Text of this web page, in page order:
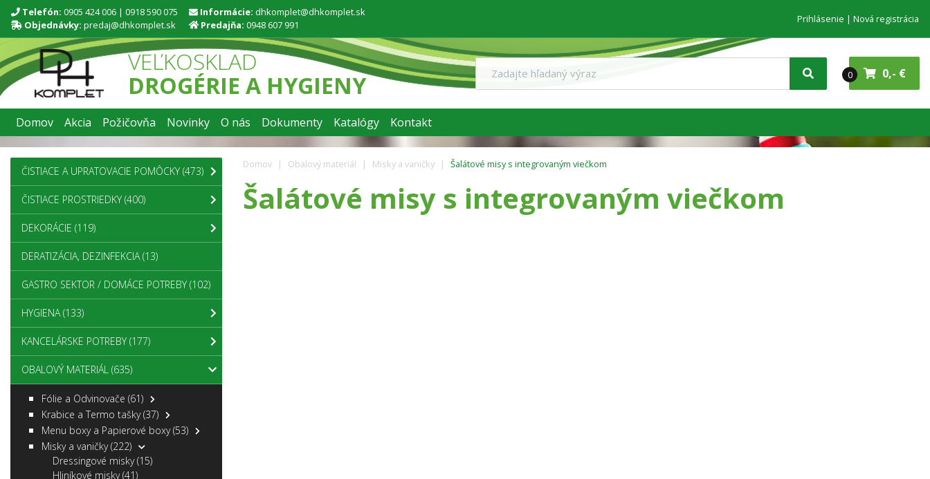
Telefón: 0905 424 006 | 0918 590 075
Objednávky: predaj@dhkomplet.sk
Informácie: dhkomplet@dhkomplet.sk
Predajňa: 0948 607 991
Prihlásenie Nová registrácia
VEĽKOSKLAD
DROGÉRIE A HYGIENY
0 0,- €
Domov Akcia Požičovňa Novinky O nás Dokumenty Katalógy Kontakt
Domov Obalový materiál Misky a vaničky Šalátové misy s integrovaným viečkom
Šalátové misy s integrovaným viečkom
ČISTIACE A UPRATOVACIE POMÔCKY (473)
ČISTIACE PROSTRIEDKY (400)
DEKORÁCIE (119)
DERATIZÁCIA, DEZINFEKCIA(13)
GASTRO SEKTOR / DOMÁCE POTREBY (102)
HYGIENA(133)
KANCELÁRSKE POTREBY (177)
OBALOVÝ MATERIÁL (635)
Fólie a Odvinovače (61)
Krabice a Termo tašky(37)
Menu boxy a Papierové boxy(53)
Misky a vaničky(222)
Dressingové misky(15)
Hliníkové misky(41)